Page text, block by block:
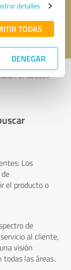
detalles
TODAS
DENEGAR
07.02.2025
Los
el producto o
de
al cliente,
visión
todas las áreas.